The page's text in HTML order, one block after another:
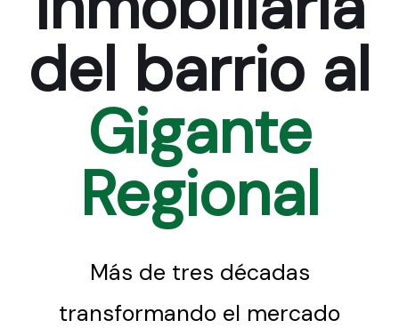
del barrio al
Gigante
Regional
Más de tres décadas
transformando el mercado